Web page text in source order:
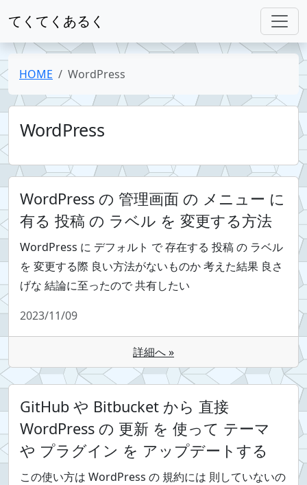
てくてくあるく
HOME WordPress
WordPress
WordPress の 管理画面 の メニュー に
有る 投稿 の ラベル を 変更する方法
WordPress に デフォルト で 存在する 投稿 の ラベル
を 変更する際 良い方法がないものか 考えた結果 良さ
げな 結論に至ったので 共有したい
2023/11/09
詳細へ »
GitHub や Bitbucket から 直接
WordPress の 更新 を 使って テーマ
や プラグイン を アップデートする
この使い方は WordPress の 規約には 則していないの